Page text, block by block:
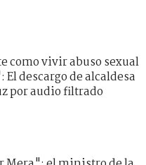
como vivir abuso sexual
descargo de alcaldesa
por audio filtrado